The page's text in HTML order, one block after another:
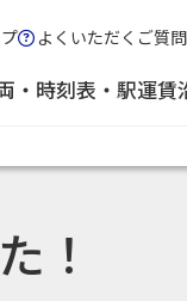
よくいただくご質問
・時刻表・駅運賃
！